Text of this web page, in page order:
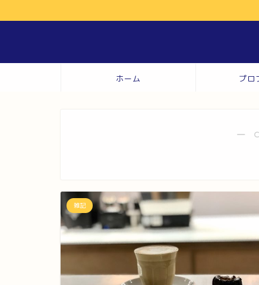
ホーム プロ
―
雑記